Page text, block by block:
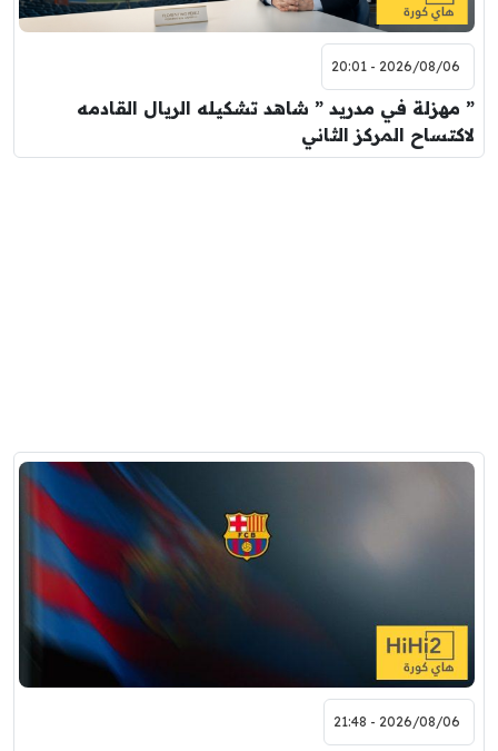
2026/08/06 - 20:01
” مهزلة في مدريد ” شاهد تشكيله الريال القادمه
لاكتساح المركز الثاني
2026/08/06 - 21:48